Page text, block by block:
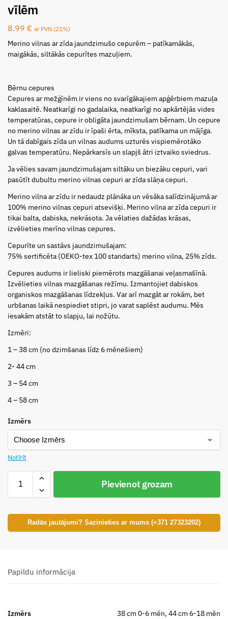
vīlēm
8.99 € ar PVN (21%)
Merino vilnas ar zīda jaundzimušo cepurēm – patīkamākās,
maigākās, siltākās cepurītes mazuļiem.
Bērnu cepures
Cepures ar mežģīnēm ir viens no svarīgākajiem apģērbiem mazuļa
kaklasaitē. Neatkarīgi no gadalaika, neatkarīgi no apkārtējās vides
temperatūras, cepure ir obligāta jaundzimušam bērnam. Un cepure
no merino vilnas ar zīdu ir īpaši ērta, mīksta, patīkama un mājīga.
Un tā dabīgais zīda un vilnas audums uzturēs vispiemērotāko
galvas temperatūru. Nepārkarsīs un slapjš ātri iztvaiko sviedrus.
Ja vēlies savam jaundzimušajam siltāku un biezāku cepuri, vari
pasūtīt dubultu merino vilnas cepuri ar zīda slāņa cepuri.
Merino vilna ar zīdu ir nedaudz plānāka un vēsāka salīdzinājumā ar
100% merino vilnas cepuri atsevišķi. Merino vilna ar zīda cepuri ir
tikai balta, dabiska, nekrāsota. Ja vēlaties dažādas krāsas,
izvēlieties merīno vilnas cepures.
Cepurīte un sastāvs jaundzimušajam:
75% sertificēta (OEKO-tex 100 standarts) merino vilna, 25% zīds.
Cepures audums ir lieliski piemērots mazgāšanai veļasmašīnā.
Izvēlieties vilnas mazgāšanas režīmu. Izmantojiet dabiskos
organiskos mazgāšanas līdzekļus. Var arī mazgāt ar rokām, bet
urbšanas laikā nespiediet stipri, jo varat saplēst audumu. Mēs
iesakām atstāt to slapju, lai nožūtu.
Izmēri:
1 – 38 cm (no dzimšanas līdz 6 mēnešiem)
2- 44 cm
3 – 54 cm
4 – 58 cm
Izmērs
Notīrīt
Pievienot grozam
Radās jautājumi? Sazinieties ar mums (+371 27323202)
Papildu informācija
Izmērs 38 cm 0-6 mēn, 44 cm 6-18 mēn